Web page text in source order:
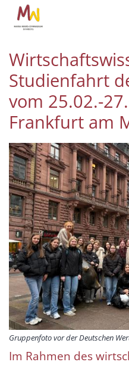
Zum Inhalt springen
Studienfahrt
vom 25.02.-
Frankfurt am
Gruppenfoto vor der Deutschen
Im Rahmen des